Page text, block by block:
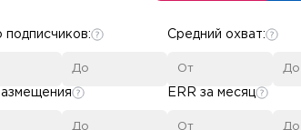
подписчиков: Средний охват:
ERR за месяц